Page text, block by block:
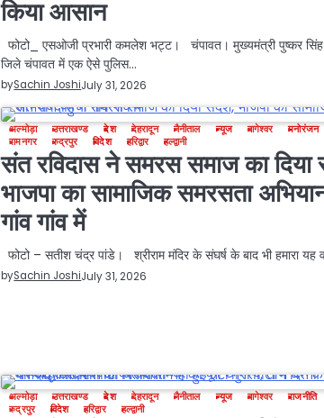
किया आसान
फोटो_ एसओजी प्रभारी कमलेश भट्ट। चंपावत। मुख्यमंत्री पुष्कर सिंह
जिले चंपावत में एक ऐसे पुलिस…
bySachin JoshiJuly 31, 2026
अल्मोड़ा उत्तराखण्ड देश देहरादून नैनीताल न्यूज बागेश्वर मनोरंजन
रामनगर
रुद्रपुर विदेश हरिद्वार हल्द्वानी
संत रविदास ने समरस समाज का
भाजपा का सामाजिक समरसता
गांव गांव में
फोटो – सतीश चंद्र पांडे। श्रीराम मंदिर के संघर्ष के बाद भी हमारा यह
bySachin JoshiJuly 31, 2026
अल्मोड़ा उत्तराखण्ड देश देहरादून नैनीताल न्यूज बागेश्वर राजनीति
रुद्रपुर
विदेश हरिद्वार हल्द्वानी